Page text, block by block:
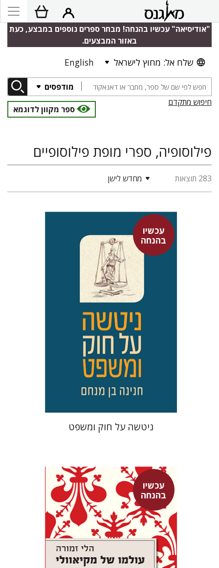
"אודיסיאה" עכשיו בהנחה! מבחר ספרים נוספים במבצע, כעת
באזור המבצעים.
שלח אל: מחוץ לישראל English
מודפסים
חיפוש מתקדם
ספר מקוון לדוגמא
פילוסופיה, ספרי מופת פילוסופיים
283 תוצאות מחדש לישן
עכשיו
בהנחה
חנינה בן מנחם
עכשיו בהנחה
$46
$34
ניטשה על חוק ומשפט
עכשיו
בהנחה
הלי זמורה